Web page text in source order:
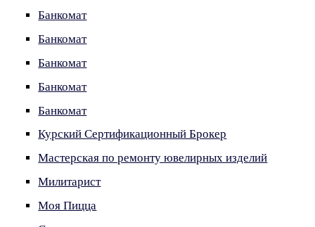
Банкомат
Банкомат
Банкомат
Банкомат
Банкомат
Курский Сертификационный Брокер
Мастерская по ремонту ювелирных изделий
Милитарист
Моя Пицца